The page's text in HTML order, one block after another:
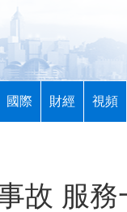
國際 財經 視頻
故 服務